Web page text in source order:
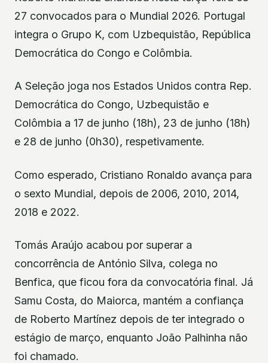
27 convocados para o Mundial 2026. Portugal
integra o Grupo K, com Uzbequistão, República
Democrática do Congo e Colômbia.
A Seleção joga nos Estados Unidos contra Rep.
Democrática do Congo, Uzbequistão e
Colômbia a 17 de junho (18h), 23 de junho (18h)
e 28 de junho (0h30), respetivamente.
Como esperado, Cristiano Ronaldo avança para
o sexto Mundial, depois de 2006, 2010, 2014,
2018 e 2022.
Tomás Araújo acabou por superar a
concorrência de António Silva, colega no
Benfica, que ficou fora da convocatória final. Já
Samu Costa, do Maiorca, mantém a confiança
de Roberto Martínez depois de ter integrado o
estágio de março, enquanto João Palhinha não
foi chamado.